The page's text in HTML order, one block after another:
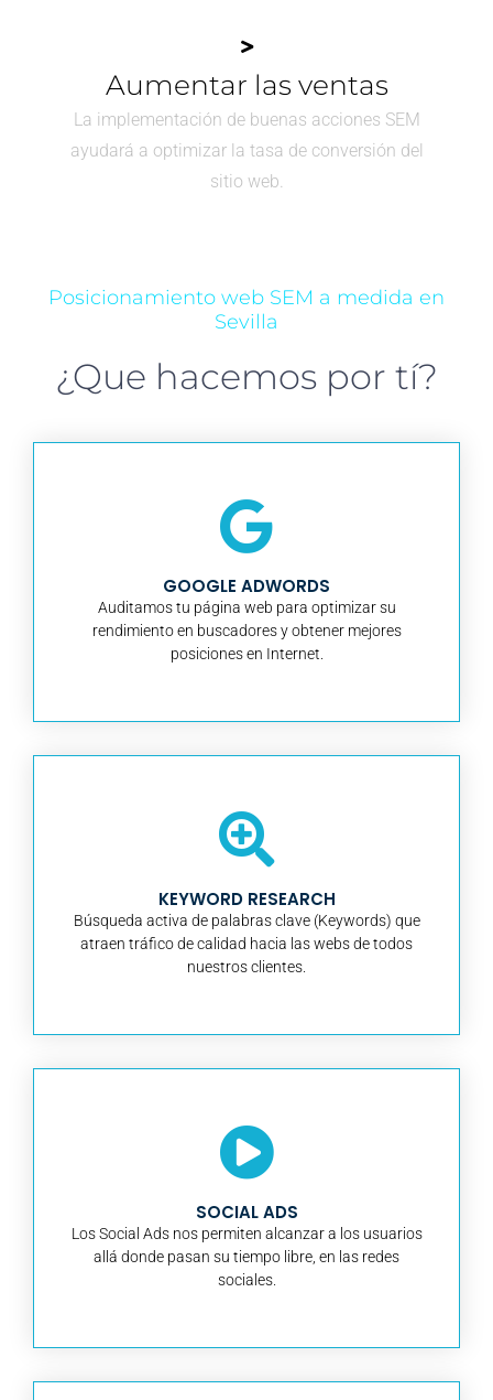
Aumentar las ventas
La implementación de buenas acciones SEM
ayudará a optimizar la tasa de conversión del
sitio web.
Posicionamiento web SEM a medida en
Sevilla
¿Que hacemos por tí?
GOOGLE ADWORDS
Auditamos tu página web para optimizar su
rendimiento en buscadores y obtener mejores
posiciones en Internet.
KEYWORD RESEARCH
Búsqueda activa de palabras clave (Keywords) que
atraen tráfico de calidad hacia las webs de todos
nuestros clientes.
SOCIAL ADS
Los Social Ads nos permiten alcanzar a los usuarios
allá donde pasan su tiempo libre, en las redes
sociales.